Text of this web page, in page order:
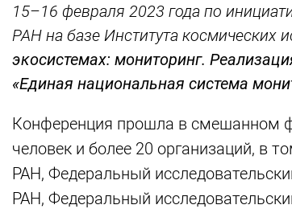
15–16 февраля 2023 года по
РАН на базе Института космических
экосистемах: мониторинг.
«Единая национальная система
Конференция прошла в смешанном
человек и более 20 организаций, в
РАН, Федеральный
РАН, Федеральный